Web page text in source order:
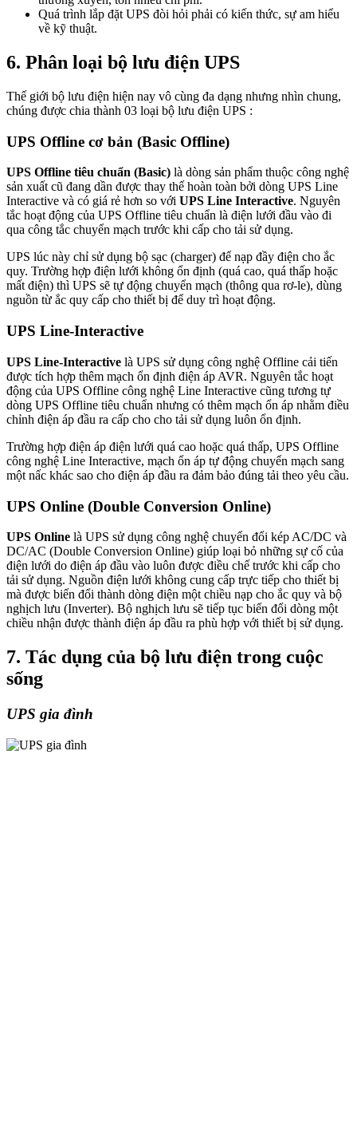
Quá trình lắp đặt UPS đòi hỏi phải có kiến thức, sự am hiểu
về kỹ thuật.
6. Phân loại bộ lưu điện UPS
Thế giới bộ lưu điện hiện nay vô cùng đa dạng nhưng nhìn chung,
chúng được chia thành 03 loại bộ lưu điện UPS :
UPS Offline cơ bản (Basic Offline)
UPS Offline tiêu chuẩn (Basic) là dòng sản phẩm thuộc công nghệ
sản xuất cũ đang dần được thay thế hoàn toàn bởi dòng UPS Line
Interactive và có giá rẻ hơn so với UPS Line Interactive. Nguyên
tắc hoạt động của UPS Offline tiêu chuẩn là điện lưới đầu vào đi
qua công tắc chuyển mạch trước khi cấp cho tải sử dụng.
UPS lúc này chỉ sử dụng bộ sạc (charger) để nạp đầy điện cho ắc
quy. Trường hợp điện lưới không ổn định (quá cao, quá thấp hoặc
mất điện) thì UPS sẽ tự động chuyển mạch (thông qua rơ-le), dùng
nguồn từ ắc quy cấp cho thiết bị để duy trì hoạt động.
UPS Line-Interactive
UPS Line-Interactive là UPS sử dụng công nghệ Offline cải tiến
được tích hợp thêm mạch ổn định điện áp AVR. Nguyên tắc hoạt
động của UPS Offline công nghệ Line Interactive cũng tương tự
dòng UPS Offline tiêu chuẩn nhưng có thêm mạch ổn áp nhằm điều
chỉnh điện áp đầu ra cấp cho cho tải sử dụng luôn ổn định.
Trường hợp điện áp điện lưới quá cao hoặc quá thấp, UPS Offline
công nghệ Line Interactive, mạch ổn áp tự động chuyển mạch sang
một nấc khác sao cho điện áp đầu ra đảm bảo đúng tải theo yêu cầu.
UPS Online (Double Conversion Online)
UPS Online là UPS sử dụng công nghệ chuyển đổi kép AC/DC và
DC/AC (Double Conversion Online) giúp loại bỏ những sự cố của
điện lưới do điện áp đầu vào luôn được điều chế trước khi cấp cho
tải sử dụng. Nguồn điện lưới không cung cấp trực tiếp cho thiết bị
mà được biến đổi thành dòng điện một chiều nạp cho ắc quy và bộ
nghịch lưu (Inverter). Bộ nghịch lưu sẽ tiếp tục biến đổi dòng một
chiều nhận được thành điện áp đầu ra phù hợp với thiết bị sử dụng.
7. Tác dụng của bộ lưu điện trong cuộc
sống
UPS gia đình